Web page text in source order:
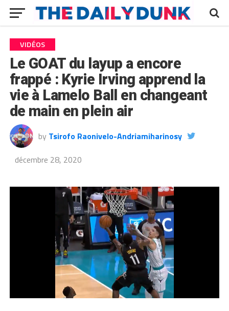
VIDÉOS
Le GOAT du layup a encore
frappé : Kyrie Irving apprend la
vie à Lamelo Ball en changeant
de main en plein air
by Tsirofo Raonivelo-Andriamiharinosy
décembre 28, 2020